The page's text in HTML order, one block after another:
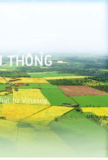
THÔNG -
từ Vinasoy.